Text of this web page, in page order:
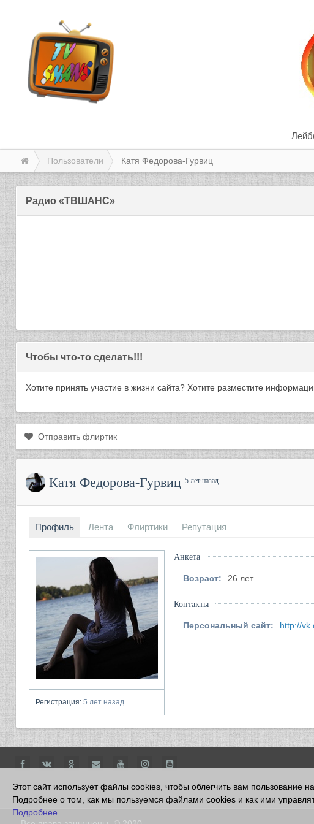
Пользователи Катя Федорова-Гурвиц
Радио «ТВШАНС»
Чтобы что-то сделать!!!
Хотите принять участие в жизни сайта? Хотите разместите
Отправить флиртик
Катя Федорова-Гурвиц 5 лет назад
Профиль Лента Флиртики Репутация
Регистрация: 5 лет назад
Анкета
Возраст: 26 лет
Контакты
Персональный сайт: http://
Этот сайт использует файлы cookies, чтобы облегчить вам пользование
Подробнее о том, как мы пользуемся файлами cookies и как ими
Подробнее...